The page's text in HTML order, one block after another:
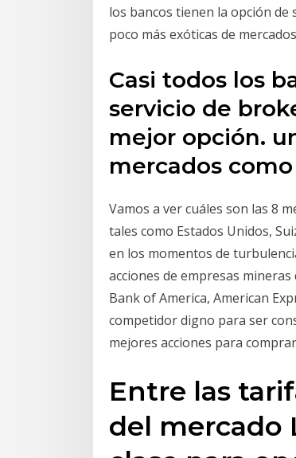
los bancos tienen la opción
poco más exóticas de
Casi todos los
servicio de
mejor opción.
mercados
Vamos a ver cuáles son las 8
tales como Estados Unidos,
en los momentos de
acciones de empresas
Bank of America, American
competidor digno para ser
mejores acciones para
Entre las
del mercado